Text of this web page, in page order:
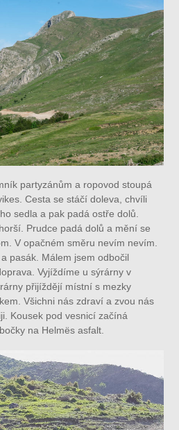
partyzánům a ropovod stoupá
Cesta se stáčí doleva, chvíli
sedla a pak padá ostře dolů.
Prudce padá dolů a mění se
V opačném směru nevím nevím.
pasák. Málem jsem odbočil
Vyjíždíme u sýrárny v
přijíždějí místní s mezky
Všichni nás zdraví a zvou nás
Kousek pod vesnicí začíná
na Helmës asfalt.